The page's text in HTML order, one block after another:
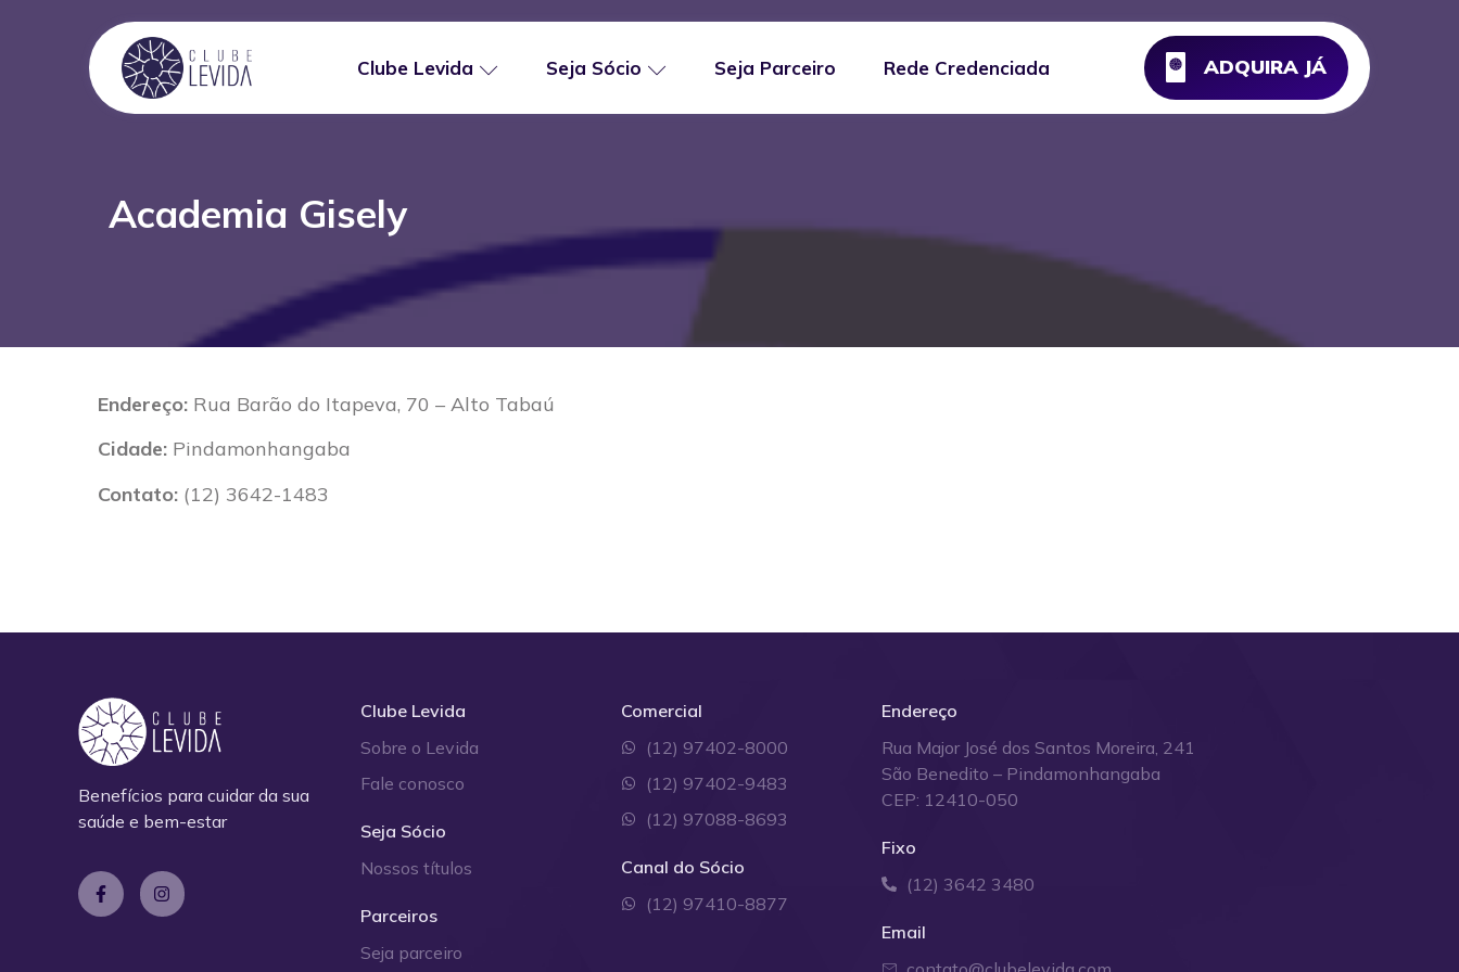
Clube Levida Seja Sócio Seja Parceiro Rede Credenciada ADQUIRA JÁ
Academia Gisely
Endereço: Rua Barão do Itapeva, 70 – Alto Tabaú
Cidade: Pindamonhangaba
Contato: (12) 3642-1483
Benefícios para cuidar da sua
saúde e bem-estar
Clube Levida
Sobre o Levida
Fale conosco
Seja Sócio
Nossos títulos
Parceiros
Seja parceiro
Comercial
(12) 97402-8000
(12) 97402-9483
(12) 97088-8693
Canal do Sócio
(12) 97410-8877
Endereço
Rua Major José dos Santos Moreira, 241
São Benedito – Pindamonhangaba
CEP: 12410-050
Fixo
(12) 3642 3480
Email